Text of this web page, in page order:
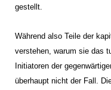
gestellt.
Während also Teile der
verstehen, warum sie das
Initiatoren der
überhaupt nicht der Fall.